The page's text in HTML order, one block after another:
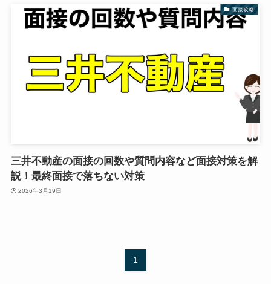
面接攻略
三井不動産の面接の回数や質問内容など面接対策を解
説！最終面接で落ちない対策
2026年3月19日
1